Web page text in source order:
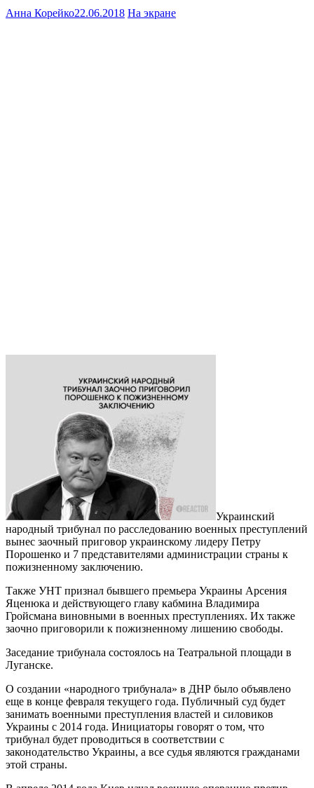
Анна Корейко22.06.2018 На экране
Украинский
народный трибунал по расследованию военных преступлений
вынес заочный приговор украинскому лидеру Петру
Порошенко и 7 представителями администрации страны к
пожизненному заключению.
Также УНТ признал бывшего премьера Украины Арсения
Яценюка и действующего главу кабмина Владимира
Гройсмана виновными в военных преступлениях. Их также
заочно приговорили к пожизненному лишению свободы.
Заседание трибунала состоялось на Театральной площади в
Луганске.
О создании «народного трибунала» в ДНР было объявлено
еще в конце февраля текущего года. Публичный суд будет
занимать военными преступления властей и силовиков
Украины с 2014 года. Инициаторы говорят о том, что
трибунал будет проводиться в соответствии с
законодательство Украины, а все судья являются гражданами
этой страны.